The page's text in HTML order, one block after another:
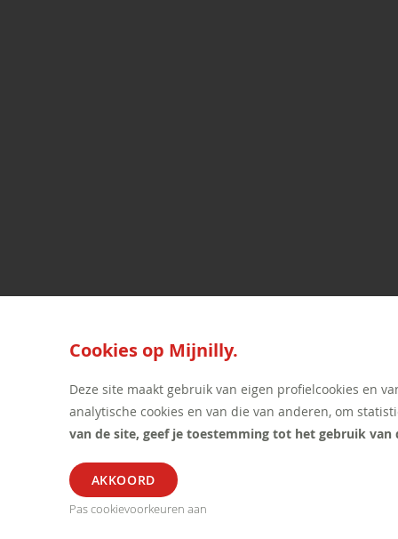
Cookies op Mijnilly.
Deze site maakt gebruik van eigen profielcookies en
analytische cookies en van die van anderen, om
van de site, geef je toestemming tot het gebruik van
Pas cookievoorkeuren aan